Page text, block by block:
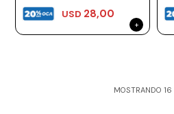
USD 28,00
MOSTRANDO 16